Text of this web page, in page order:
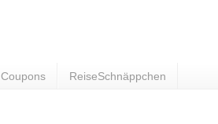
Coupons ReiseSchnäppchen